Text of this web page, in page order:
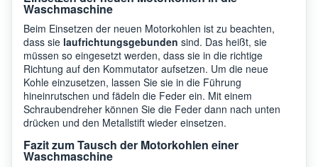
Waschmaschine
Beim Einsetzen der neuen Motorkohlen ist zu beachten,
dass sie laufrichtungsgebunden sind. Das heißt, sie
müssen so eingesetzt werden, dass sie in die richtige
Richtung auf den Kommutator aufsetzen. Um die neue
Kohle einzusetzen, lassen Sie sie in die Führung
hineinrutschen und fädeln die Feder ein. Mit einem
Schraubendreher können Sie die Feder dann nach unten
drücken und den Metallstift wieder einsetzen.
Fazit zum Tausch der Motorkohlen einer
Waschmaschine